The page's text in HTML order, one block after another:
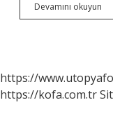
Devamını okuyun
Mı
https://
https://kofa.com.tr